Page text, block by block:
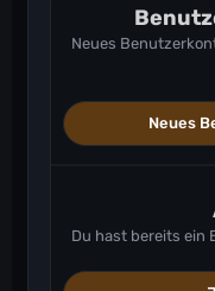
Neues
Neues
Du hast bereits ein